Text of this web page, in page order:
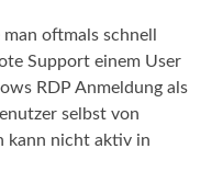
oftmals schnell
Support einem User
RDP Anmeldung als
selbst von
kann nicht aktiv in